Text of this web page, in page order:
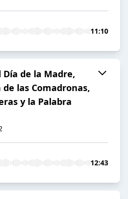
11:10
Día de la Madre,
las Comadronas,
y la Palabra
12:43